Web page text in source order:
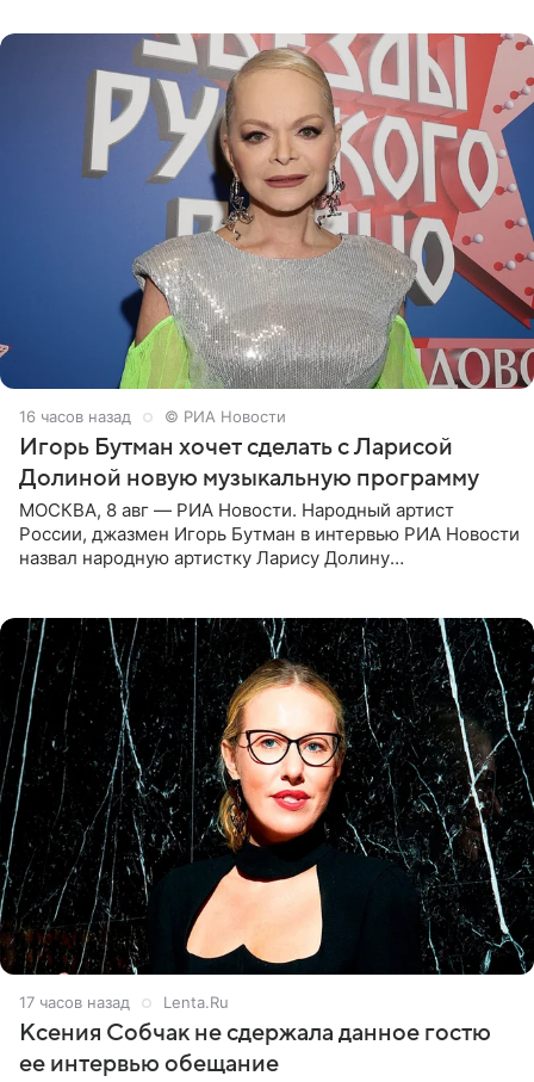
16 часов назад © РИА Новости
Игорь Бутман хочет сделать с Ларисой
Долиной новую музыкальную программу
МОСКВА, 8 авг — РИА Новости. Народный артист
России, джазмен Игорь Бутман в интервью РИА Новости
назвал народную артистку Ларису Долину
17 часов назад Lenta.Ru
Ксения Собчак не сдержала данное гостю
ее интервью обещание